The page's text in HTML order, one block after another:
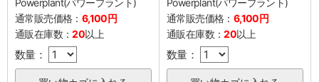
Powerplant(パワープラント)
通常販売価格： 6,100円
通販在庫数：20以上
数量：
Powerplant(パワープラント)
通常販売価格： 6,100円
通販在庫数：20以上
数量：